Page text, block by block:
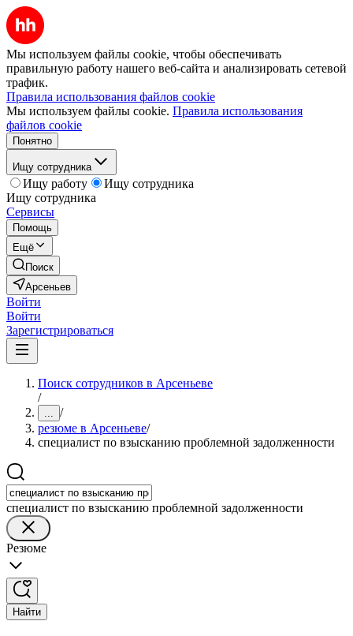
Мы используем файлы cookie, чтобы обеспечивать
правильную работу нашего веб-сайта и анализировать сетевой
трафик.
Правила использования файлов cookie
Мы используем файлы cookie. Правила использования
файлов cookie
Понятно
Ищу сотрудника
Ищу работу
Ищу сотрудника
Ищу сотрудника
Сервисы
Помощь
Ещё
Поиск
Арсеньев
Войти
Войти
Зарегистрироваться
Поиск сотрудников в Арсеньеве
/
... /
резюме в Арсеньеве/
специалист по взысканию проблемной задолженности
специалист по взысканию проблемной задолженности
Резюме
Найти